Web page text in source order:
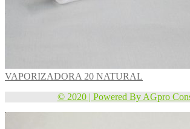
VAPORIZADORA 20 NATURAL
© 2020 | Powered By AGpro